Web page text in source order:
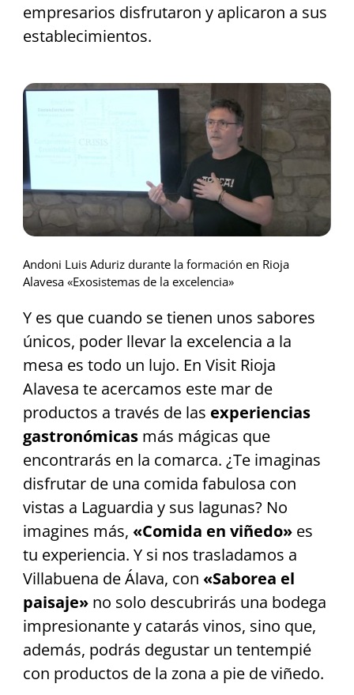
empresarios disfrutaron y aplicaron a sus
establecimientos.
Andoni Luis Aduriz durante la formación en Rioja
Alavesa «Exosistemas de la excelencia»
Y es que cuando se tienen unos sabores
únicos, poder llevar la excelencia a la
mesa es todo un lujo. En Visit Rioja
Alavesa te acercamos este mar de
productos a través de las experiencias
gastronómicasmás mágicas que
encontrarás en la comarca. ¿Te imaginas
disfrutar de una comida fabulosa con
vistas a Laguardia y sus lagunas? No
imagines más, «Comida en viñedo»es
tu experiencia. Y si nos trasladamos a
Villabuena de Álava, con «Saborea el
paisaje»no solo descubrirás una bodega
impresionante y catarás vinos, sino que,
además, podrás degustar un tentempié
con productos de la zona a pie de viñedo.